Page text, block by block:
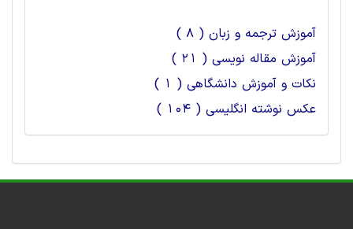
آموزش ترجمه و زبان ( 8 )
آموزش مقاله نویسی ( 21 )
نکات و آموزش دانشگاهی ( 1 )
عکس نوشته انگلیسی ( 104 )